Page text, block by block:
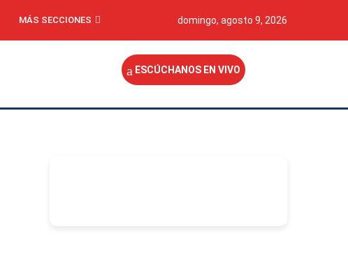
MÁS SECCIONES domingo, agosto 9, 2026
ESCÚCHANOS EN VIVO